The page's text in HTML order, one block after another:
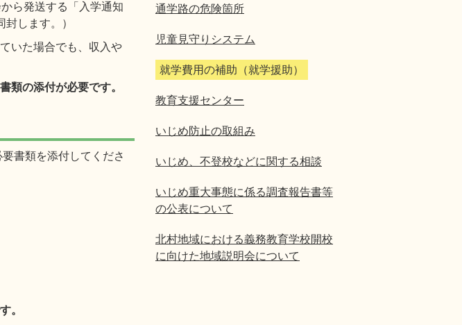
ら発送する「入学通知
します。）
いた場合でも、収入や
類の添付が必要です。
書類を添付してくださ
。
通学路の危険箇所
児童見守りシステム
就学費用の補助（就学援助）
教育支援センター
いじめ防止の取組み
いじめ、不登校などに関する相談
いじめ重大事態に係る調査報告書等
の公表について
北村地域における義務教育学校開校
に向けた地域説明会について